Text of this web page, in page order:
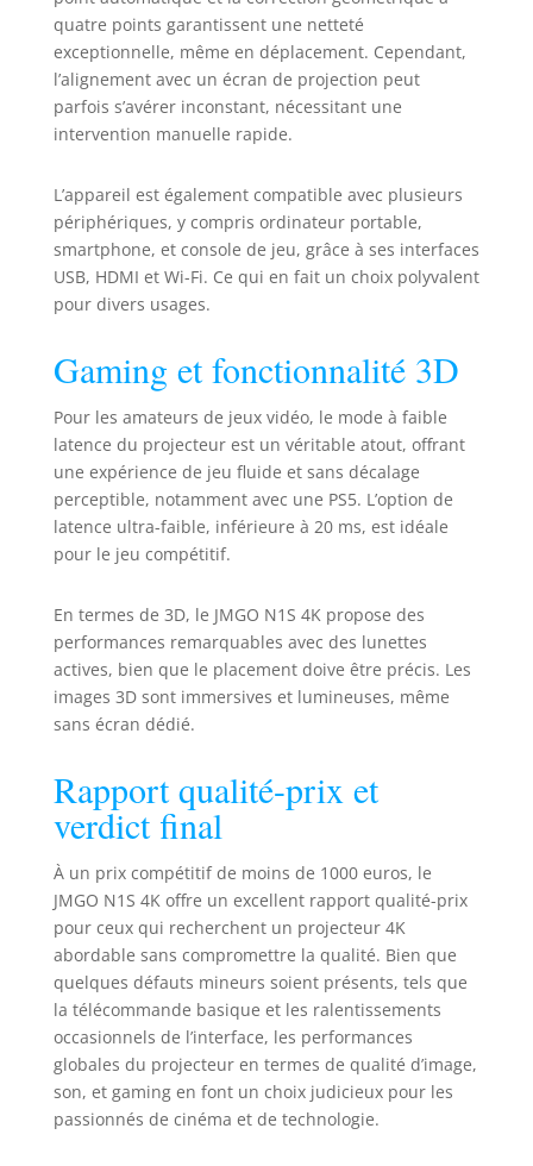
127° pour un
réglage facile à une
main, offrant le
meilleur angle sans
fixations
supplémentaires. Il
pour projeter sur
des murs, plafonds
ou en extérieur. Le
système de
protection oculaire
des personnes et
animaux en
mouvement, tandis
que l'autofocus en
temps réel et la
correction
trapézoïdale
maintiennent une
Transforme le
Divertissement : Le
projecteur N1S 4K
dispose de Google
TV et de Netflix sous
recommandations
personnalisées et
et 800+ chaînes
gratuites, telles que
YouTube TV, Hulu,
etc. Google Assistant
permet un contrôle
mains libres, et
Google Cast prend
en charge le
streaming sans fil
depuis Android et
iOS. Pas de
quatre points garantissent une netteté
exceptionnelle, même en déplacement. Cependant,
l’alignement avec un écran de projection peut
parfois s’avérer inconstant, nécessitant une
intervention manuelle rapide.
L’appareil est également compatible avec plusieurs
périphériques, y compris ordinateur portable,
smartphone, et console de jeu, grâce à ses interfaces
USB, HDMI et Wi-Fi. Ce qui en fait un choix polyvalent
pour divers usages.
Gaming et fonctionnalité 3D
Pour les amateurs de jeux vidéo, le mode à faible
latence du projecteur est un véritable atout, offrant
une expérience de jeu fluide et sans décalage
perceptible, notamment avec une PS5. L’option de
latence ultra-faible, inférieure à 20 ms, est idéale
pour le jeu compétitif.
En termes de 3D, le JMGO N1S 4K propose des
performances remarquables avec des lunettes
actives, bien que le placement doive être précis. Les
images 3D sont immersives et lumineuses, même
sans écran dédié.
Rapport qualité-prix et
verdict final
À un prix compétitif de moins de 1000 euros, le
JMGO N1S 4K offre un excellent rapport qualité-prix
pour ceux qui recherchent un projecteur 4K
abordable sans compromettre la qualité. Bien que
quelques défauts mineurs soient présents, tels que
la télécommande basique et les ralentissements
occasionnels de l’interface, les performances
globales du projecteur en termes de qualité d’image,
son, et gaming en font un choix judicieux pour les
passionnés de cinéma et de technologie.